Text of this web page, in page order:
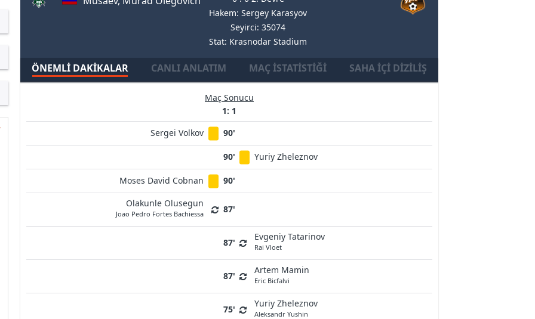
Hakem: Sergey Karasyov
Seyirci: 35074
Stat: Krasnodar Stadium
ÖNEMLI DAKIKALAR CANLI ANLATIM MAÇ İSTATISTIĞI SAHA İÇI DIZILIŞ
Maç Sonucu
1: 1
Sergei Volkov
90'
90' Yuriy Zheleznov
Moses David Cobnan
90'
Olakunle Olusegun
Joao Pedro Fortes Bachiessa 87'
87'
Evgeniy Tatarinov
Rai Vloet
87'
Artem Mamin
Eric Bicfalvi
75'
Yuriy Zheleznov
Aleksandr Yushin